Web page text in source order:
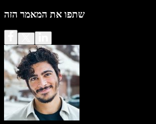
שתפו את המאמר הזה